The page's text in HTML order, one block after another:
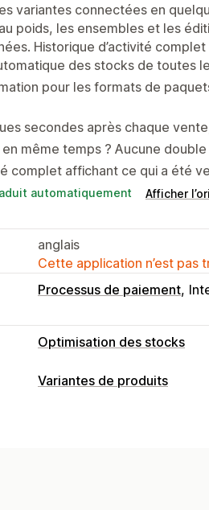
variantes connectées en
poids, les ensembles et les
Historique d’activité
des stocks de toutes
pour les formats de
secondes après chaque
même temps ? Aucune
complet affichant ce qui a été
automatiquement Afficher
anglais
Cette application n’est pas
Processus de paiement
Optimisation des stocks
Gestion des stocks
Variantes de produits